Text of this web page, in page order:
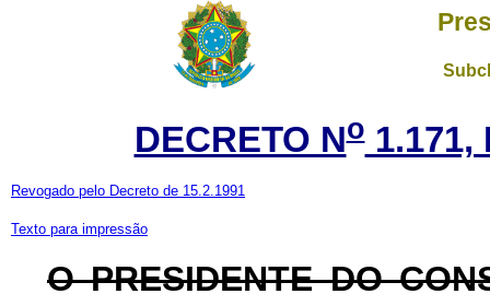
DECRETO No1.171,
Revogado pelo Decreto de 15.2.1991
Texto para impressão
O PRESIDENTE DO